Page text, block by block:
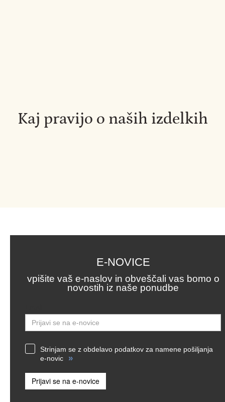
Kaj pravijo o naših izdelkih
E-NOVICE
vpišite vaš e-naslov in obveščali vas bomo o
novostih iz naše ponudbe
Strinjam se z obdelavo podatkov za namene pošiljanja
e-novic
»
Prijavi se na e-novice